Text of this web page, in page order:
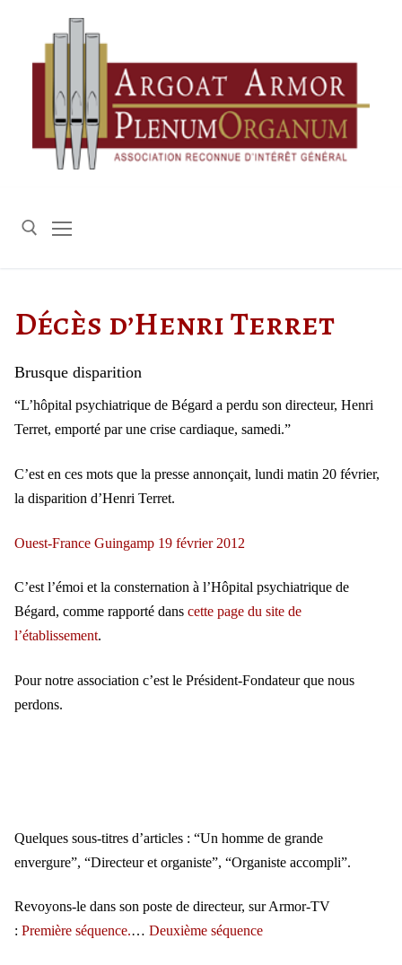
contenu
Décès d’Henri Terret
Brusque disparition
“L’hôpital psychiatrique de Bégard a perdu son directeur, Henri
Terret, emporté par une crise cardiaque, samedi.”
C’est en ces mots que la presse annonçait, lundi matin 20 février,
la disparition d’Henri Terret.
Ouest-France Guingamp 19 février 2012
C’est l’émoi et la consternation à l’Hôpital psychiatrique de
Bégard, comme rapporté dans cette page du site de
l’établissement.
Pour notre association c’est le Président-Fondateur que nous
perdons.
Quelques sous-titres d’articles : “Un homme de grande
envergure”, “Directeur et organiste”, “Organiste accompli”.
Revoyons-le dans son poste de directeur, sur Armor-TV
: Première séquence.… Deuxième séquence